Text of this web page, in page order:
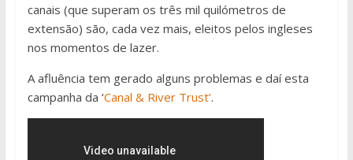
canais (que superam os três mil quilómetros de
extensão) são, cada vez mais, eleitos pelos ingleses
nos momentos de lazer.
A afluência tem gerado alguns problemas e daí esta
campanha da ‘Canal & River Trust’.